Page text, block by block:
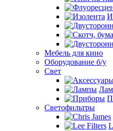
Мебель для кино
Оборудование б/у
Свет
Светофильтры